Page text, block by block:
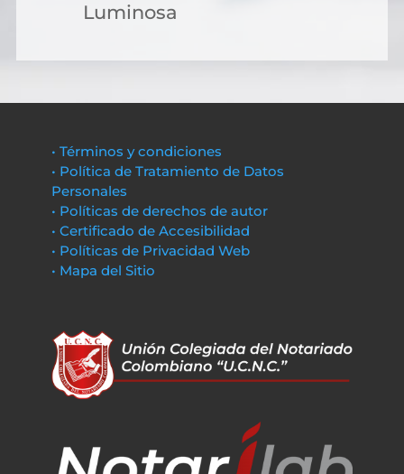
Luminosa
• Términos y condiciones
• Política de Tratamiento de Datos
Personales
• Políticas de derechos de autor
• Certificado de Accesibilidad
• Políticas de Privacidad Web
• Mapa del Sitio